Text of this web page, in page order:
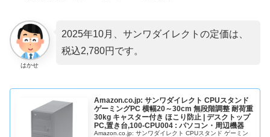
はかせ
2025年10月、サンワダイレクトの定価は、
税込2,780円です。
Amazon.co.jp: サンワダイレクト CPUスタンド
ゲーミングPC 横幅20～30cm 無段階調整 耐荷重
30kg キャスター付き ほこり防止 | デスクトップ
PC,置き台,100-CPU004 : パソコン・周辺機器
Amazon.co.jp: サンワダイレクト CPUスタンド ゲーミン